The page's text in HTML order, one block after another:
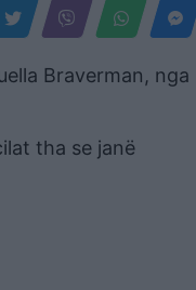
Braverman, nga
tha se janë